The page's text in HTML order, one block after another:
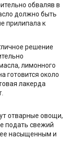
обваляв в
должно быть
прилипала к
решение
лимонного
готовится около
лакерда
отварные овощи,
подать свежий
насыщенным и